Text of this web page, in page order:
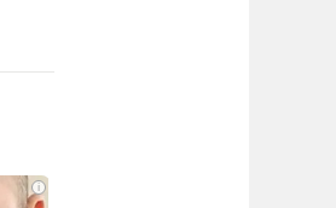
i